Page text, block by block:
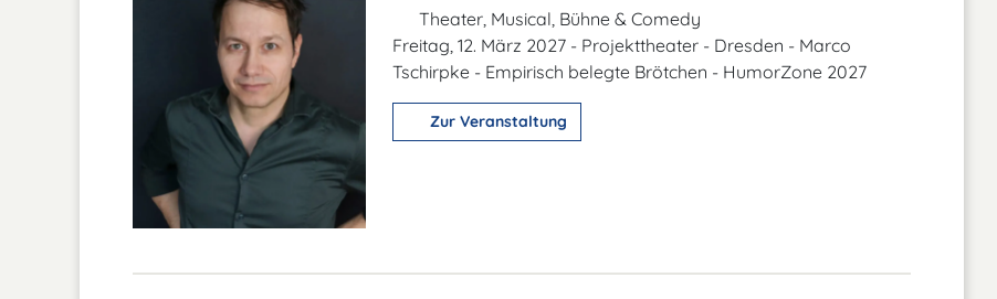
Theater, Musical, Bühne & Comedy
Freitag, 12. März 2027 - Projekttheater - Dresden - Marco
Tschirpke - Empirisch belegte Brötchen - HumorZone 2027
Zur Veranstaltung